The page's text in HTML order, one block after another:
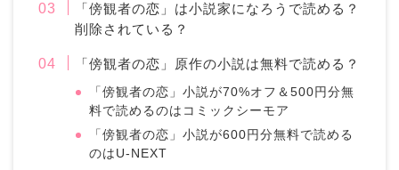
「傍観者の恋」は小説家になろうで読める？
削除されている？
「傍観者の恋」原作の小説は無料で読める？
「傍観者の恋」小説が70%オフ＆500円分無
料で読めるのはコミックシーモア
「傍観者の恋」小説が600円分無料で読める
のはU-NEXT